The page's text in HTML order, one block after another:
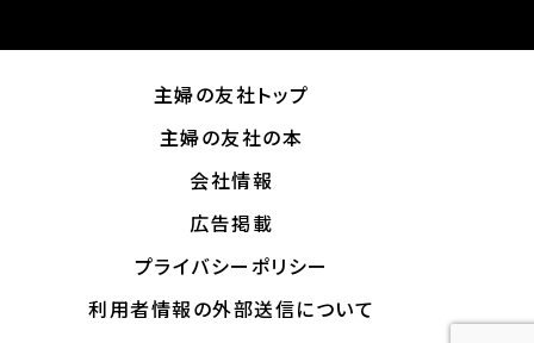
主婦の友社トップ
主婦の友社の本
会社情報
広告掲載
プライバシーポリシー
利用者情報の外部送信について